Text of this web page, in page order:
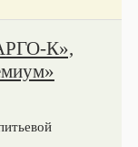
К»,